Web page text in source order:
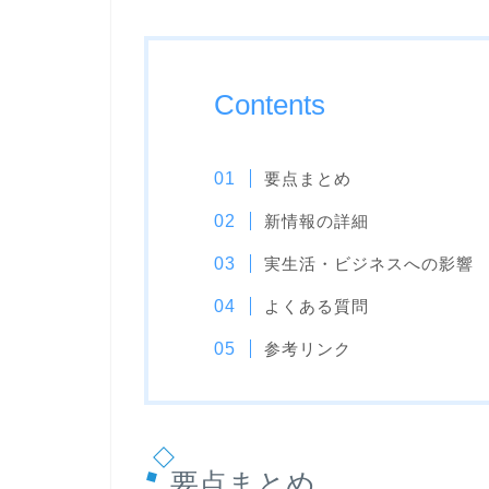
Contents
要点まとめ
新情報の詳細
実生活・ビジネスへの影響
よくある質問
参考リンク